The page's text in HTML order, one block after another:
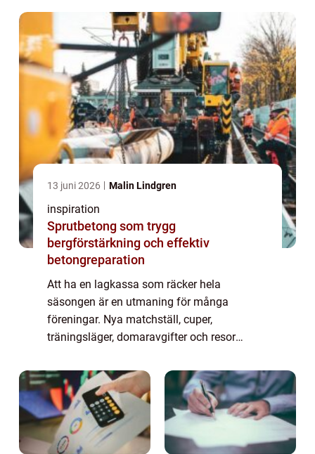
runt. Många lag väl...
13 juni 2026 Malin Lindgren
inspiration
Sprutbetong som trygg
bergförstärkning och effektiv
betongreparation
Att ha en lagkassa som räcker hela
säsongen är en utmaning för många
föreningar. Nya matchställ, cuper,
träningsläger, domaravgifter och resor
vill de flesta undvika att jaga sponsorer året
runt. Många lag väl...